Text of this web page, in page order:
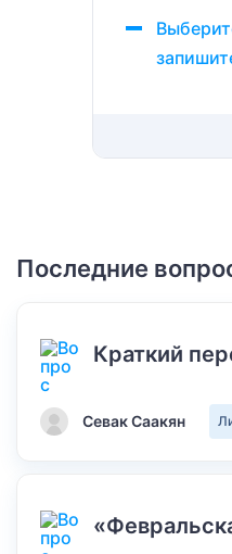
Последние
Краткий
Севак Саакян